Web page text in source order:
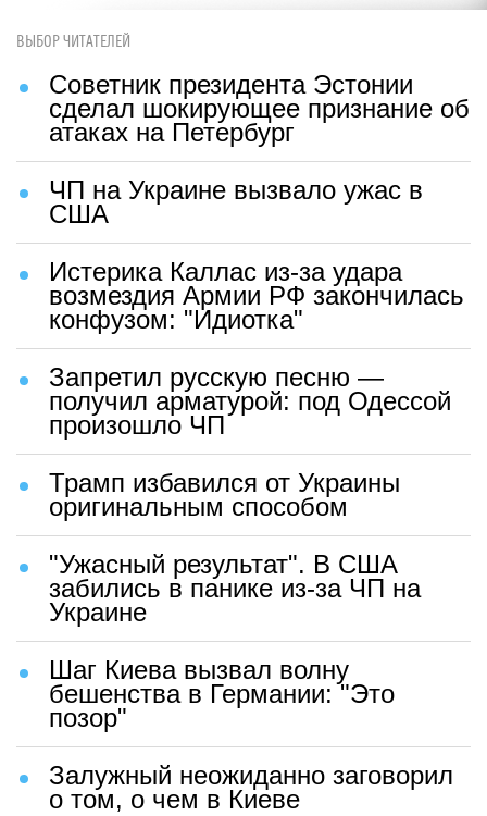
ВЫБОР ЧИТАТЕЛЕЙ
Советник президента Эстонии
сделал шокирующее признание об
атаках на Петербург
ЧП на Украине вызвало ужас в
США
Истерика Каллас из-за удара
возмездия Армии РФ закончилась
конфузом: "Идиотка"
Запретил русскую песню —
получил арматурой: под Одессой
произошло ЧП
Трамп избавился от Украины
оригинальным способом
"Ужасный результат". В США
забились в панике из-за ЧП на
Украине
Шаг Киева вызвал волну
бешенства в Германии: "Это
позор"
Залужный неожиданно заговорил
о том, о чем в Киеве